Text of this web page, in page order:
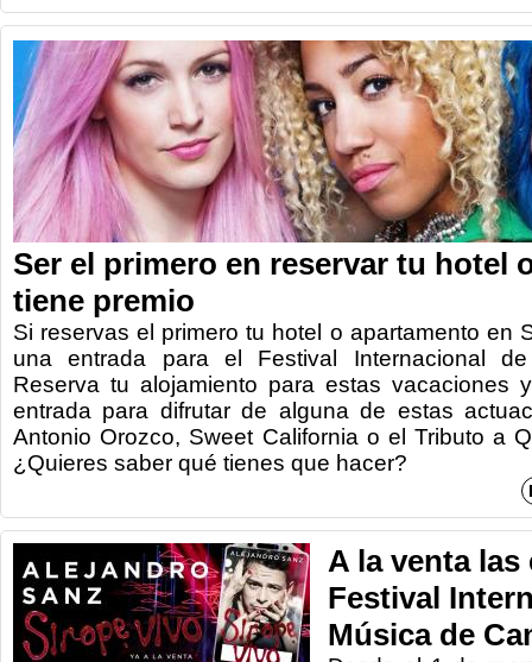
Ser el primero en reservar tu hotel
tiene premio
Si reservas el primero tu hotel o apartamento en
una entrada para el Festival Internacional
Reserva tu alojamiento para estas vacaciones
entrada para difrutar de alguna de estas
Antonio Orozco, Sweet California o el Tributo a
¿Quieres saber qué tienes que hacer?
A la venta las
Festival
Música de